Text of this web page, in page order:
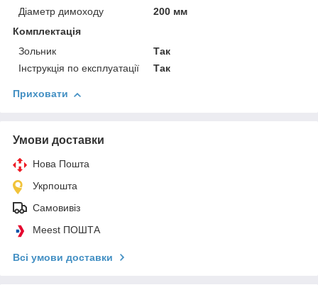
Діаметр димоходу
200 мм
Комплектація
Зольник
Так
Інструкція по експлуатації
Так
Приховати
Умови доставки
Нова Пошта
Укрпошта
Самовивіз
Meest ПОШТА
Всі умови доставки